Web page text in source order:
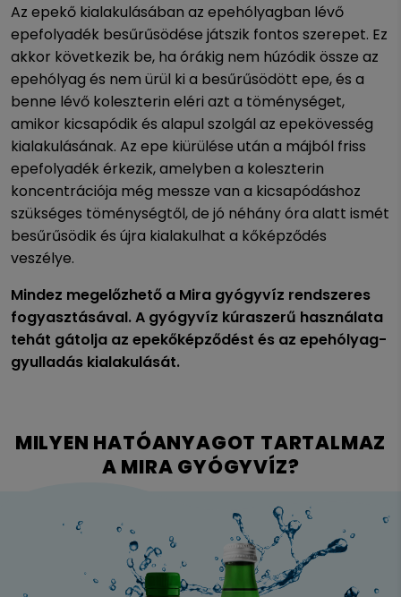
Az epekő kialakulásában az epehólyagban lévő
epefolyadék besűrűsödése játszik fontos szerepet. Ez
akkor következik be, ha órákig nem húzódik össze az
epehólyag és nem ürül ki a besűrűsödött epe, és a
benne lévő koleszterin eléri azt a töménységet,
amikor kicsapódik és alapul szolgál az epekövesség
kialakulásának. Az epe kiürülése után a májból friss
epefolyadék érkezik, amelyben a koleszterin
koncentrációja még messze van a kicsapódáshoz
szükséges töménységtől, de jó néhány óra alatt ismét
besűrűsödik és újra kialakulhat a kőképződés
veszélye.
Mindez megelőzhető a Mira gyógyvíz rendszeres
fogyasztásával. A gyógyvíz kúraszerű használata
tehát gátolja az epekőképződést és az epehólyag-
gyulladás kialakulását.
MILYEN HATÓANYAGOT TARTALMAZ
A MIRA GYÓGYVÍZ?